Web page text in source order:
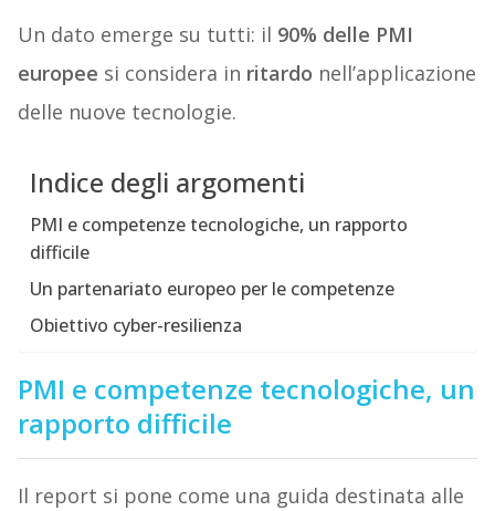
Un dato emerge su tutti: il 90% delle PMI
europee si considera in ritardo nell’applicazione
delle nuove tecnologie.
Indice degli argomenti
PMI e competenze tecnologiche, un rapporto
difficile
Un partenariato europeo per le competenze
Obiettivo cyber-resilienza
PMI e competenze tecnologiche, un
rapporto difficile
Il report si pone come una guida destinata alle